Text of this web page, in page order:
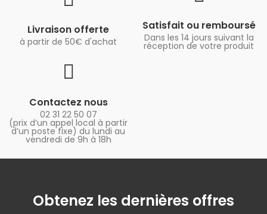
Livraison offerte
à partir de 50€ d'achat
Satisfait ou remboursé
Dans les 14 jours suivant la
réception de votre produit
Contactez nous
02 31 22 50 07
(prix d’un appel local à partir
d’un poste fixe) du lundi au
vendredi de 9h à 18h
Obtenez les dernières offres